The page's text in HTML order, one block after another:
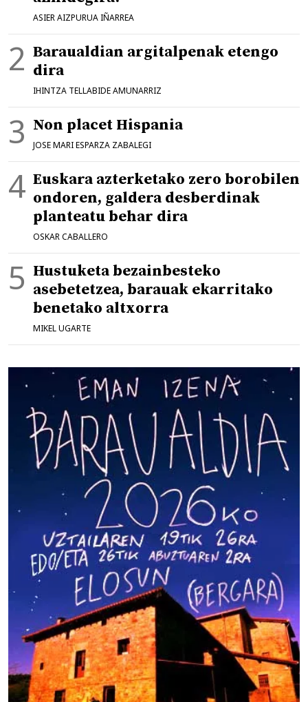
ASIER AIZPURUA IÑARREA
Baraualdian argitalpenak etengo
dira
IHINTZA TELLABIDE AMUNARRIZ
Non placet Hispania
JOSE MARI ESPARZA ZABALEGI
Euskara azterketako zero borobilen
ondoren, galdera desberdinak
planteatu behar dira
OSKAR CABALLERO
Hustuketa bezainbesteko
asebetetzea, barauak ekarritako
benetako altxorra
MIKEL UGARTE